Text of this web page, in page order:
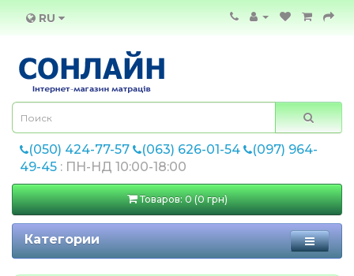
RU
(050) 424-77-57 (063) 626-01-54
(097) 964-
49-45 : ПН-НД 10:00-18:00
Товаров: 0 (0 грн)
Категории